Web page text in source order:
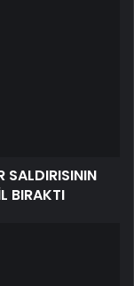
SALDIRISININ
BIRAKTI